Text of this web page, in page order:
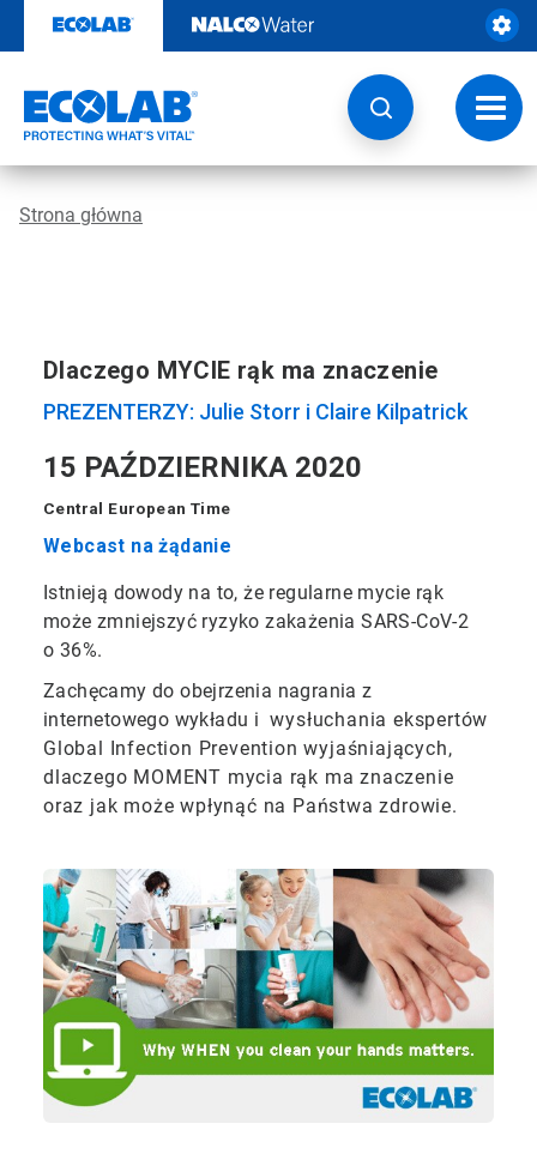
zawartości
Strona główna
Dlaczego MYCIE rąk ma znaczenie
PREZENTERZY: Julie Storr i Claire Kilpatrick
15 PAŹDZIERNIKA 2020
Central European Time
Webcast na żądanie
Istnieją dowody na to, że regularne mycie rąk
może zmniejszyć ryzyko zakażenia SARS-CoV-2
o 36%.
Zachęcamy do obejrzenia nagrania z
internetowego wykładu i wysłuchania ekspertów
Global Infection Prevention wyjaśniających,
dlaczego MOMENT mycia rąk ma znaczenie
oraz jak może wpłynąć na Państwa zdrowie.